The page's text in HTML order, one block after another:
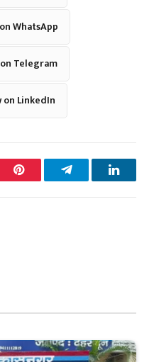
WhatsApp
Telegram
on LinkedIn
Pinterest Telegram